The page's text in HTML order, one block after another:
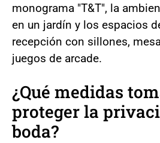
monograma "T&T", la
en un jardín y los espacios
recepción con sillones,
juegos de arcade.
¿Qué medidas
proteger la
boda?